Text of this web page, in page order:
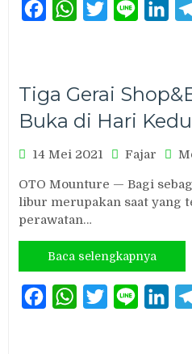
FacebookWhatsAppTwitterLine
Tiga Gerai
Buka di Hari
14 Mei 2021 Fajar
OTO Mounture — Bagi
libur merupakan saat yang
perawatan…
Baca selengkapnya
FacebookWhatsAppTwitterLine